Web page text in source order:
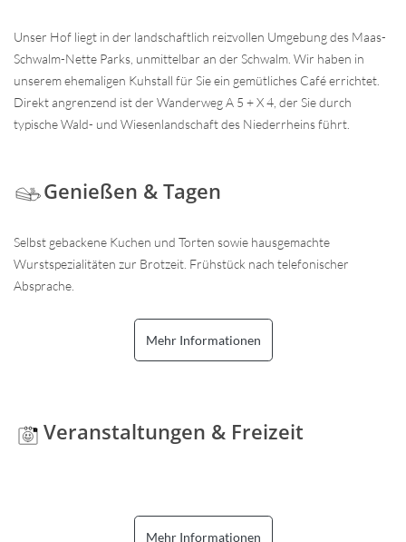
Unser Hof liegt in der landschaftlich reizvollen Umgebung des Maas-
Schwalm-Nette Parks, unmittelbar an der Schwalm. Wir haben in
unserem ehemaligen Kuhstall für Sie ein gemütliches Café errichtet.
Direkt angrenzend ist der Wanderweg A 5 + X 4, der Sie durch
typische Wald- und Wiesenlandschaft des Niederrheins führt.
Genießen & Tagen
Selbst gebackene Kuchen und Torten sowie hausgemachte
Wurstspezialitäten zur Brotzeit. Frühstück nach telefonischer
Absprache.
Mehr Informationen
Veranstaltungen & Freizeit
Mehr Informationen